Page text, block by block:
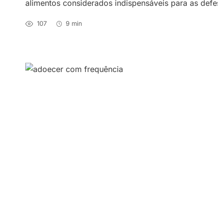
alimentos considerados indispensáveis para as
107 9 min